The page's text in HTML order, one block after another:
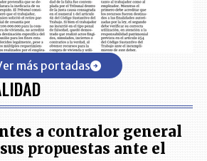
más portadas
a contralor general
propuestas ante el